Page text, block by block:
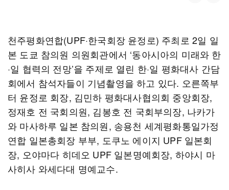
천주평화연합(UPF·한국회장 윤정로) 주최로 2일 일
본 도쿄 참의원 의원회관에서 ‘동아시아의 미래와 한
·일 협력의 전망’을 주제로 열린 한·일 평화대사 간담
회에서 참석자들이 기념촬영을 하고 있다. 오른쪽부
터 윤정로 회장, 김민하 평화대사협의회 중앙회장,
정재호 전 국회의원, 김봉호 전 국회부의장, 나카가
와 마사하루 일본 참의원, 송용천 세계평화통일가정
연합 일본총회장 부부, 도쿠노 에이지 UPF 일본회
장, 오야마다 히데오 UPF 일본명예회장, 하야시 마
사히사 와세다대 명예교수.